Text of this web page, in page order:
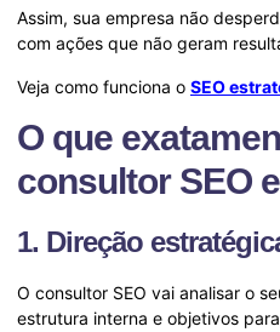
Assim, sua empresa não
com ações que não geram
Veja como funciona o SEO
O que
consultor SEO
1. Direção
O consultor SEO vai analisar o
estrutura interna e objetivos